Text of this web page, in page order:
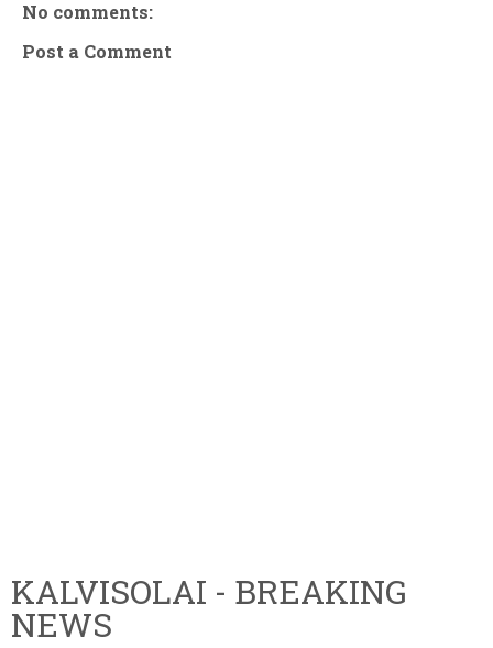
No comments:
Post a Comment
KALVISOLAI - BREAKING
NEWS